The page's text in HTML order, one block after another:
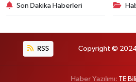
Son Dakika Haberleri
RSS Copyright © 2024.
Haber Yazılımı: TE